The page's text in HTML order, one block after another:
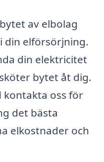
av elbolag
din elförsörjning.
din elektricitet
bytet åt dig.
kontakta oss för
det bästa
elkostnader och